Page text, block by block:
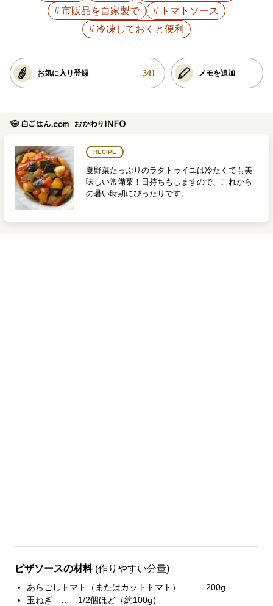
市販品を自家製で
トマトソース
冷凍しておくと便利
お気に入り登録 341 メモを追加
RECIPE
夏野菜たっぷりのラタトゥイユは冷たくても美
味しい常備菜！日持ちもしますので、これから
の暑い時期にぴったりです。
ピザソースの材料 (作りやすい分量)
あらごしトマト（またはカットトマト） … 200g
玉ねぎ … 1/2個ほど（約100g）